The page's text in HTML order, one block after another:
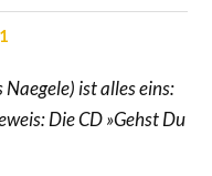
ist alles eins:
Die CD »Gehst Du